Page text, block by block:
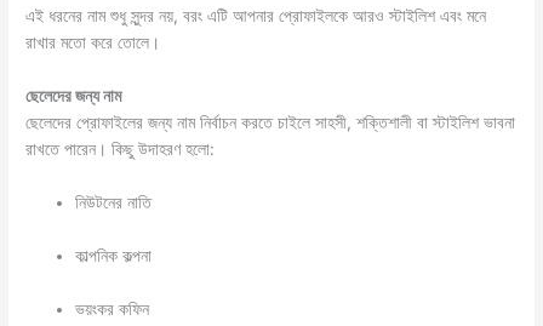
এই ধরনের নাম শুধু সুন্দর নয়, বরং এটি আপনার প্রোফাইলকে আরও স্টাইলিশ এবং মনে
রাখার মতো করে তোলে।
ছেলেদের জন্য নাম
ছেলেদের প্রোফাইলের জন্য নাম নির্বাচন করতে চাইলে সাহসী, শক্তিশালী বা স্টাইলিশ ভাবনা
রাখতে পারেন। কিছু উদাহরণ হলো:
নিউটনের নাতি
কাল্পনিক কল্পনা
ভয়ংকর কফিন